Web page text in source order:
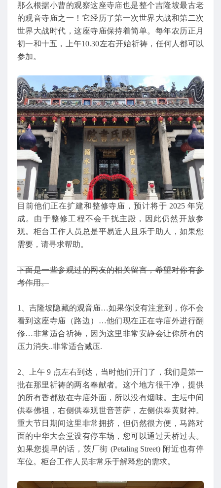
那么根据小曹的观察这座寺庙也是整个吉隆坡最古老
的观音寺庙之一！它经历了第一次世界大战和第二次
世界大战时代，这座寺庙保持着简单。每年农历正月
初一和十五，上午10.30左右开始祈祷，任何人都可以
参加。
目前他们正在扩建和整修寺庙，预计将于 2025 年完
成。由于整修工程不会干扰主殿，因此仍然开放参
观。柜台工作人员总是平易近人且乐于助人，如果您
需要，请寻求帮助。
下面是一些参观过的网友的相关留言，希望对你有参
考作用。
1、吉隆坡隐藏的观音庙…如果你没有注意到，你不会
看到这座寺庙（路边）…他们现在正在寺庙外进行翻
修…非常适合祈祷，因为这里非常安静会让你所有的
压力消失..非常适合减压.
2、上午 9 点左右到达，当时他们开门了，我们是第一
批在那里祈祷的两名奉献者。这个地方很干净，提供
的所有香都放在寺庙外面，所以没有烟味。主坛中间
供奉佛祖，右侧供奉观世音菩萨，左侧供奉黄财神。
重大节日期间这里非常拥挤，但仍然很方便，马路对
面的中华大会堂设有停车场，您可以通过天桥过去。
如果您提早的话，茨厂街 (Petaling Street) 附近也有停
车位。柜台工作人员非常乐于解释您的需求。